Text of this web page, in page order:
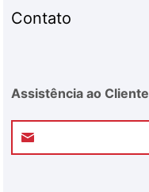
Contato
Assistência ao Cliente